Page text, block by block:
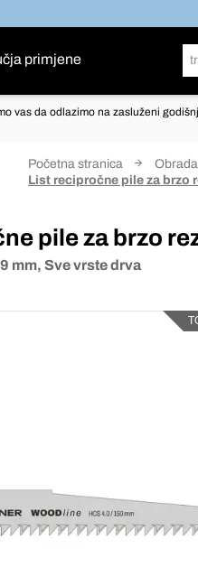
primjene
vas da odlazimo na zasluženi
Početna stranica
List recipročne pile za brzo
pile za brzo
mm, Sve vrste drva